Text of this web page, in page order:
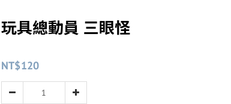
玩具總動員 三眼怪
NT$120